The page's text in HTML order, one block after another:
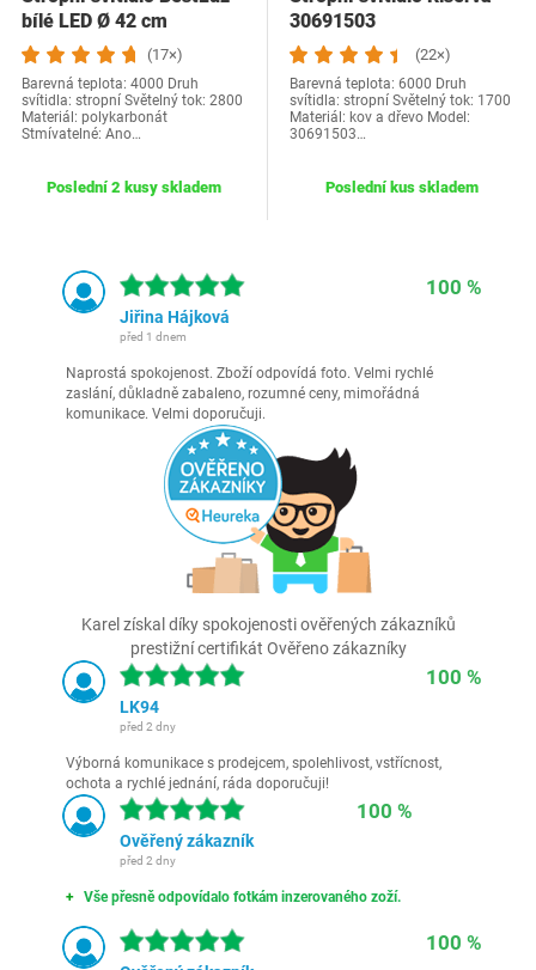
bílé LED Ø 42 cm
(17×)
Barevná teplota: 4000 Druh
svítidla: stropní Světelný tok: 2800
Materiál: polykarbonát
Stmívatelné: Ano…
Poslední 2 kusy skladem
30691503
(22×)
Barevná teplota: 6000 Druh
svítidla: stropní Světelný tok: 1700
Materiál: kov a dřevo Model:
‎30691503…
Poslední kus skladem
100 %
Jiřina Hájková
před 1 dnem
Naprostá spokojenost. Zboží odpovídá foto. Velmi rychlé
zaslání, důkladně zabaleno, rozumné ceny, mimořádná
komunikace. Velmi doporučuji.
Karel získal díky spokojenosti ověřených zákazníků
prestižní certifikát Ověřeno zákazníky
100 %
LK94
před 2 dny
Výborná komunikace s prodejcem, spolehlivost, vstřícnost,
ochota a rychlé jednání, ráda doporučuji!
100 %
Ověřený zákazník
před 2 dny
Vše přesně odpovídalo fotkám inzerovaného zoží.
100 %